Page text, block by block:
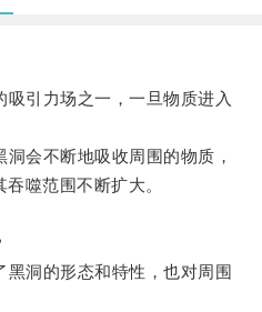
引力场之一，一旦物质进入
会不断地吸收周围的物质，
噬范围不断扩大。
洞的形态和特性，也对周围